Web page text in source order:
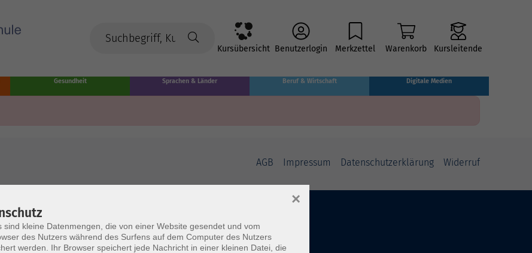
Kursübersicht Benutzerlogin Merkzettel Warenkorb Kursleitende
Gesundheit Sprachen & Länder Beruf & Wirtschaft Digitale Medien
AGB Impressum Datenschutzerklärung Widerruf
sind kleine Datenmengen, die von einer Website gesendet und vom
des Nutzers während des Surfens auf dem Computer des Nutzers
werden. Ihr Browser speichert jede Nachricht in einer kleinen Datei, die
×